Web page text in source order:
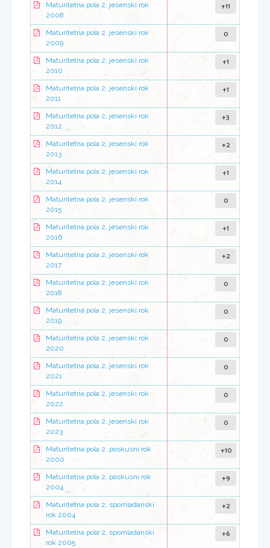
Maturitetna pola 2, jesenski rok
2008
+11
Maturitetna pola 2, jesenski rok
2009
0
Maturitetna pola 2, jesenski rok
2010
+1
Maturitetna pola 2, jesenski rok
2011
+1
Maturitetna pola 2, jesenski rok
2012
+3
Maturitetna pola 2, jesenski rok
2013
+2
Maturitetna pola 2, jesenski rok
2014
+1
Maturitetna pola 2, jesenski rok
2015
0
Maturitetna pola 2, jesenski rok
2016
+1
Maturitetna pola 2, jesenski rok
2017
+2
Maturitetna pola 2, jesenski rok
2018
0
Maturitetna pola 2, jesenski rok
2019
0
Maturitetna pola 2, jesenski rok
2020
0
Maturitetna pola 2, jesenski rok
2021
0
Maturitetna pola 2, jesenski rok
2022
0
Maturitetna pola 2, jesenski rok
2023
0
Maturitetna pola 2, poskusni rok
2000
+10
Maturitetna pola 2, poskusni rok
2004
+9
Maturitetna pola 2, spomladanski
rok 2004
+2
Maturitetna pola 2, spomladanski
rok 2005
+6